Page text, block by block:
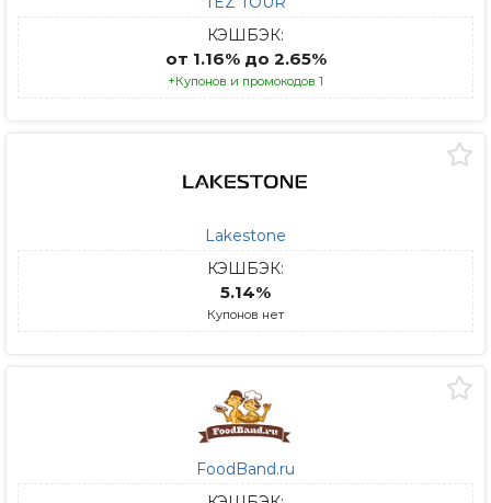
КЭШБЭК:
от 1.16% до 2.65%
+Купонов и промокодов 1
Lakestone
КЭШБЭК:
5.14%
Купонов нет
FoodBand.ru